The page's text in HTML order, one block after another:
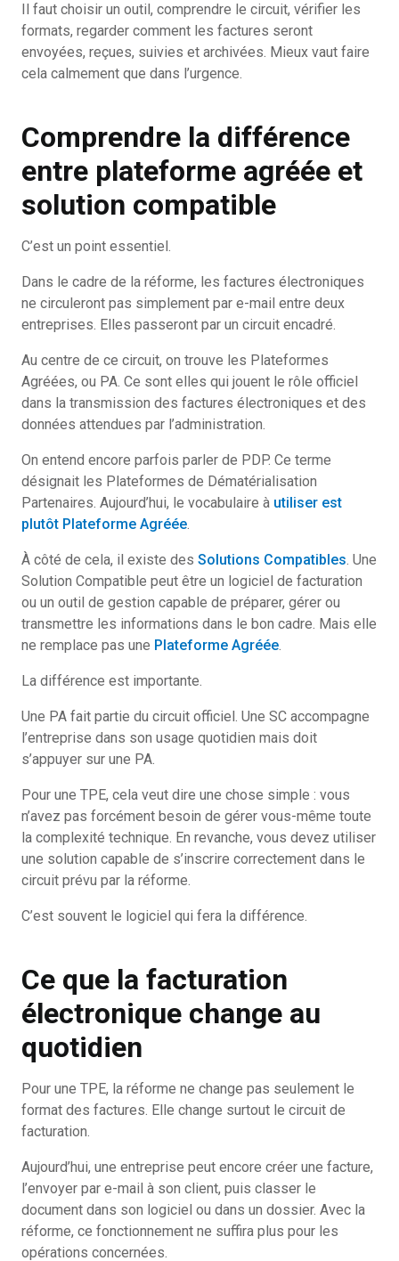
Il faut choisir un outil, comprendre le circuit, vérifier les
formats, regarder comment les factures seront
envoyées, reçues, suivies et archivées. Mieux vaut faire
cela calmement que dans l’urgence.
Comprendre la différence
entre plateforme agréée et
solution compatible
C’est un point essentiel.
Dans le cadre de la réforme, les factures électroniques
ne circuleront pas simplement par e-mail entre deux
entreprises. Elles passeront par un circuit encadré.
Au centre de ce circuit, on trouve les Plateformes
Agréées, ou PA. Ce sont elles qui jouent le rôle officiel
dans la transmission des factures électroniques et des
données attendues par l’administration.
On entend encore parfois parler de PDP. Ce terme
désignait les Plateformes de Dématérialisation
Partenaires. Aujourd’hui, le vocabulaire à utiliser est
plutôt Plateforme Agréée.
À côté de cela, il existe des Solutions Compatibles. Une
Solution Compatible peut être un logiciel de facturation
ou un outil de gestion capable de préparer, gérer ou
transmettre les informations dans le bon cadre. Mais elle
ne remplace pas une Plateforme Agréée.
La différence est importante.
Une PA fait partie du circuit officiel. Une SC accompagne
l’entreprise dans son usage quotidien mais doit
s’appuyer sur une PA.
Pour une TPE, cela veut dire une chose simple : vous
n’avez pas forcément besoin de gérer vous-même toute
la complexité technique. En revanche, vous devez utiliser
une solution capable de s’inscrire correctement dans le
circuit prévu par la réforme.
C’est souvent le logiciel qui fera la différence.
Ce que la facturation
électronique change au
quotidien
Pour une TPE, la réforme ne change pas seulement le
format des factures. Elle change surtout le circuit de
facturation.
Aujourd’hui, une entreprise peut encore créer une facture,
l’envoyer par e-mail à son client, puis classer le
document dans son logiciel ou dans un dossier. Avec la
réforme, ce fonctionnement ne suffira plus pour les
opérations concernées.